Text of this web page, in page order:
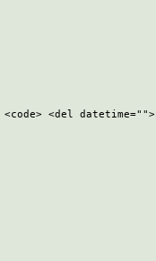
<del datetime="">